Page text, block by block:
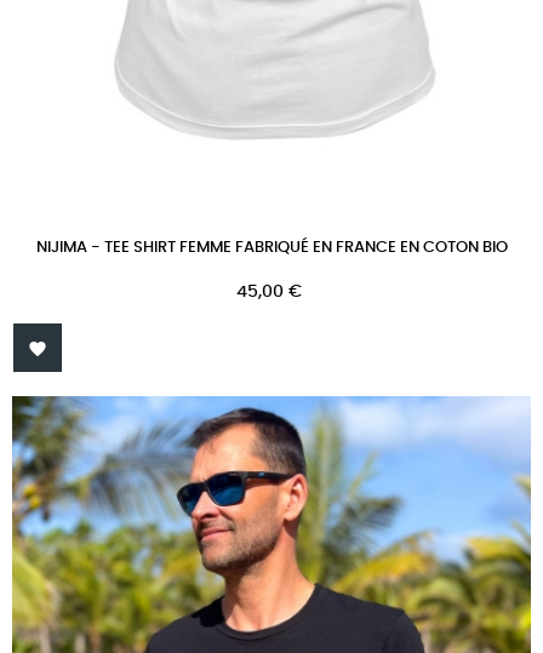
NIJIMA - TEE SHIRT FEMME FABRIQUÉ EN FRANCE EN COTON BIO
Prix
45,00 €
